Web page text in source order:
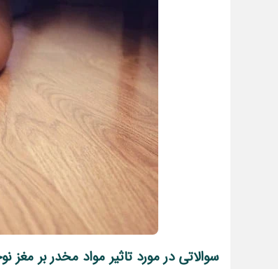
سوالاتی در مورد تاثیر مواد مخدر بر مغز